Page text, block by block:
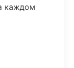
каждом